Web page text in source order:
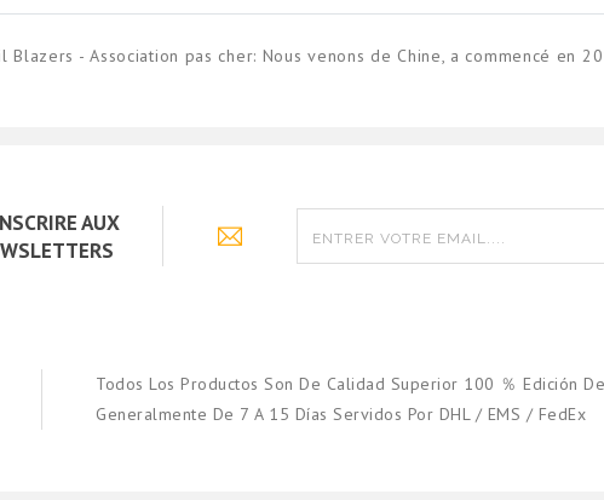
- Association pas cher: Nous venons de Chine, a commencé en
AUX
Todos Los Productos Son De Calidad Superior 100 ％ Edición
Generalmente De 7 A 15 Días Servidos Por DHL / EMS / FedEx